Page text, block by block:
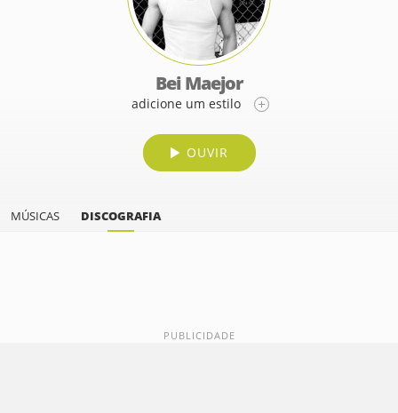
Bei Maejor
adicione um estilo
OUVIR
MÚSICAS DISCOGRAFIA